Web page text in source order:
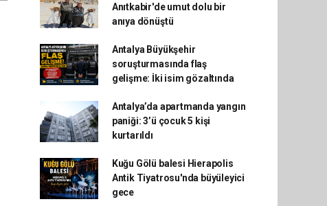
Anıtkabir'de umut dolu bir
anıya dönüştü
Antalya Büyükşehir
soruşturmasında flaş
gelişme: İki isim gözaltında
Antalya’da apartmanda yangın
paniği: 3’ü çocuk 5 kişi
kurtarıldı
Kuğu Gölü balesi Hierapolis
Antik Tiyatrosu'nda büyüleyici
gece